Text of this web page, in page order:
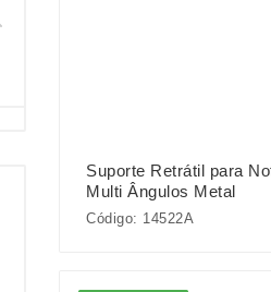
Suporte Retrátil para
Multi Ângulos Metal
Código: 14522A